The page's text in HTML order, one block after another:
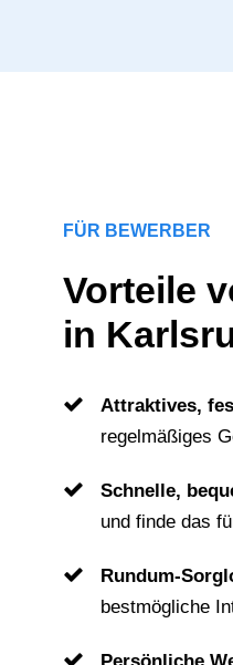
FÜR BEWERBER
Vorteile
in
Attraktives,
regelmäßiges
Schnelle,
und finde das
Rundum-
bestmögliche